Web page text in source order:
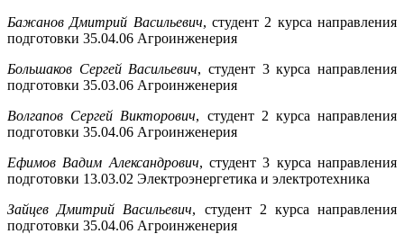
Бажанов Дмитрий Васильевич, студент 2 курса направления
подготовки 35.04.06 Агроинженерия
Большаков Сергей Васильевич, студент 3 курса направления
подготовки 35.03.06 Агроинженерия
Волгапов Сергей Викторович, студент 2 курса направления
подготовки 35.04.06 Агроинженерия
Ефимов Вадим Александрович, студент 3 курса направления
подготовки 13.03.02 Электроэнергетика и электротехника
Зайцев Дмитрий Васильевич, студент 2 курса направления
подготовки 35.04.06 Агроинженерия